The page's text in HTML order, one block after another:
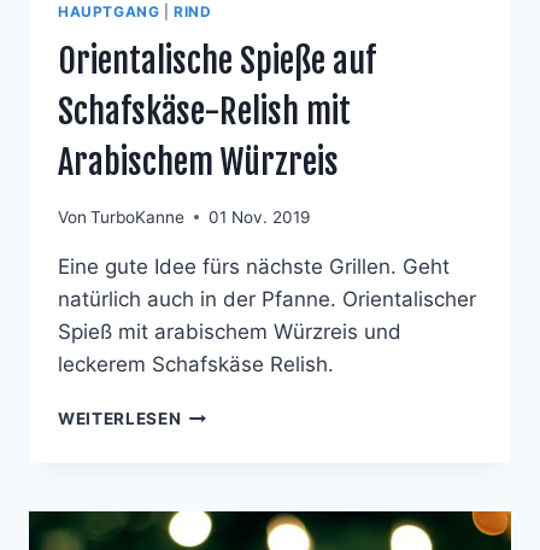
HAUPTGANG |RIND
Orientalische Spieße auf
Schafskäse-Relish mit
Arabischem Würzreis
Von TurboKanne 01 Nov. 2019
Eine gute Idee fürs nächste Grillen. Geht
natürlich auch in der Pfanne. Orientalischer
Spieß mit arabischem Würzreis und
leckerem Schafskäse Relish.
WEITERLESEN ORIENTALISCHE
ELISH M
IT A